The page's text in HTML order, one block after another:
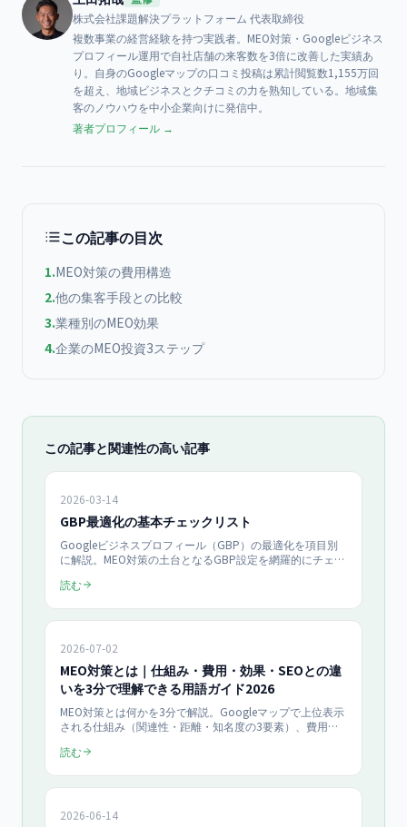
株式会社課題解決プラットフォーム 代表取締役
複数事業の経営経験を持つ実践者。MEO対策・Googleビジネス
プロフィール運用で自社店舗の来客数を3倍に改善した実績あ
り。自身のGoogleマップの口コミ投稿は累計閲覧数1,155万回
を超え、地域ビジネスとクチコミの力を熟知している。地域集
客のノウハウを中小企業向けに発信中。
著者プロフィール →
この記事の目次
1.MEO対策の費用構造
2.他の集客手段との比較
3.業種別のMEO効果
4.企業のMEO投資3ステップ
この記事と関連性の高い記事
2026-03-14
GBP最適化の基本チェックリスト
Googleビジネスプロフィール（GBP）の最適化を項目別
に解説。MEO対策の土台となるGBP設定を網羅的にチェッ
ます。
読む
2026-07-02
MEO対策とは｜仕組み・費用・効果・SEOとの違
いを3分で理解できる用語ガイド2026
MEO対策とは何かを3分で解説。Googleマップで上位表示
される仕組み（関連性・距離・知名度の3要素）、費用相
FAQで網羅した用語ガイドです。AI検索最適化との関係ま
読む
2026-06-14